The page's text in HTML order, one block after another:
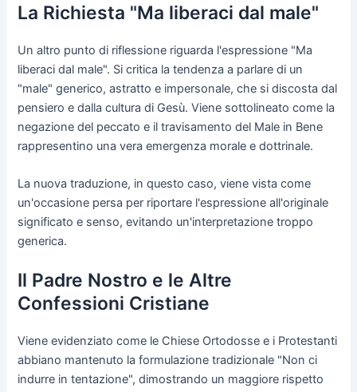
La Richiesta "Ma liberaci dal male"
Un altro punto di riflessione riguarda l'espressione "Ma
liberaci dal male". Si critica la tendenza a parlare di un
"male" generico, astratto e impersonale, che si discosta dal
pensiero e dalla cultura di Gesù. Viene sottolineato come la
negazione del peccato e il travisamento del Male in Bene
rappresentino una vera emergenza morale e dottrinale.
La nuova traduzione, in questo caso, viene vista come
un'occasione persa per riportare l'espressione all'originale
significato e senso, evitando un'interpretazione troppo
generica.
Il Padre Nostro e le Altre
Confessioni Cristiane
Viene evidenziato come le Chiese Ortodosse e i Protestanti
abbiano mantenuto la formulazione tradizionale "Non ci
indurre in tentazione", dimostrando un maggiore rispetto